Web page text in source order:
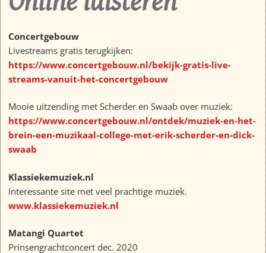
Concertgebouw
Livestreams gratis terugkijken:
https://www.concertgebouw.nl/bekijk-gratis-live-
streams-vanuit-het-concertgebouw
Mooie uitzending met Scherder en Swaab over muziek:
https://www.concertgebouw.nl/ontdek/muziek-en-het-
brein-een-muzikaal-college-met-erik-scherder-en-dick-
swaab
Klassiekemuziek.nl
Interessante site met veel prachtige muziek.
www.klassiekemuziek.nl
Matangi Quartet
Prinsengrachtconcert dec. 2020